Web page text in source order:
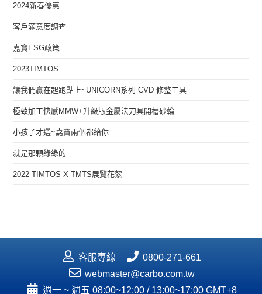
2024新春優惠
客戶滿意度調查
嘉寶ESG政策
2023TIMTOS
讓我們贏在起跑點上~UNICORN系列 CVD 修整工具
極致加工快感MMW+升級版金屬法刀具開槽砂輪
小孩子才選~嘉寶兩個都給你
就是那顆綠綠的
2022 TIMTOS X TMTS展覽花絮
客服專線
0800-271-661
webmaster@carbo.com.tw
週一 ~ 週五 08:00~12:00 / 13:00~17:00 GMT+8